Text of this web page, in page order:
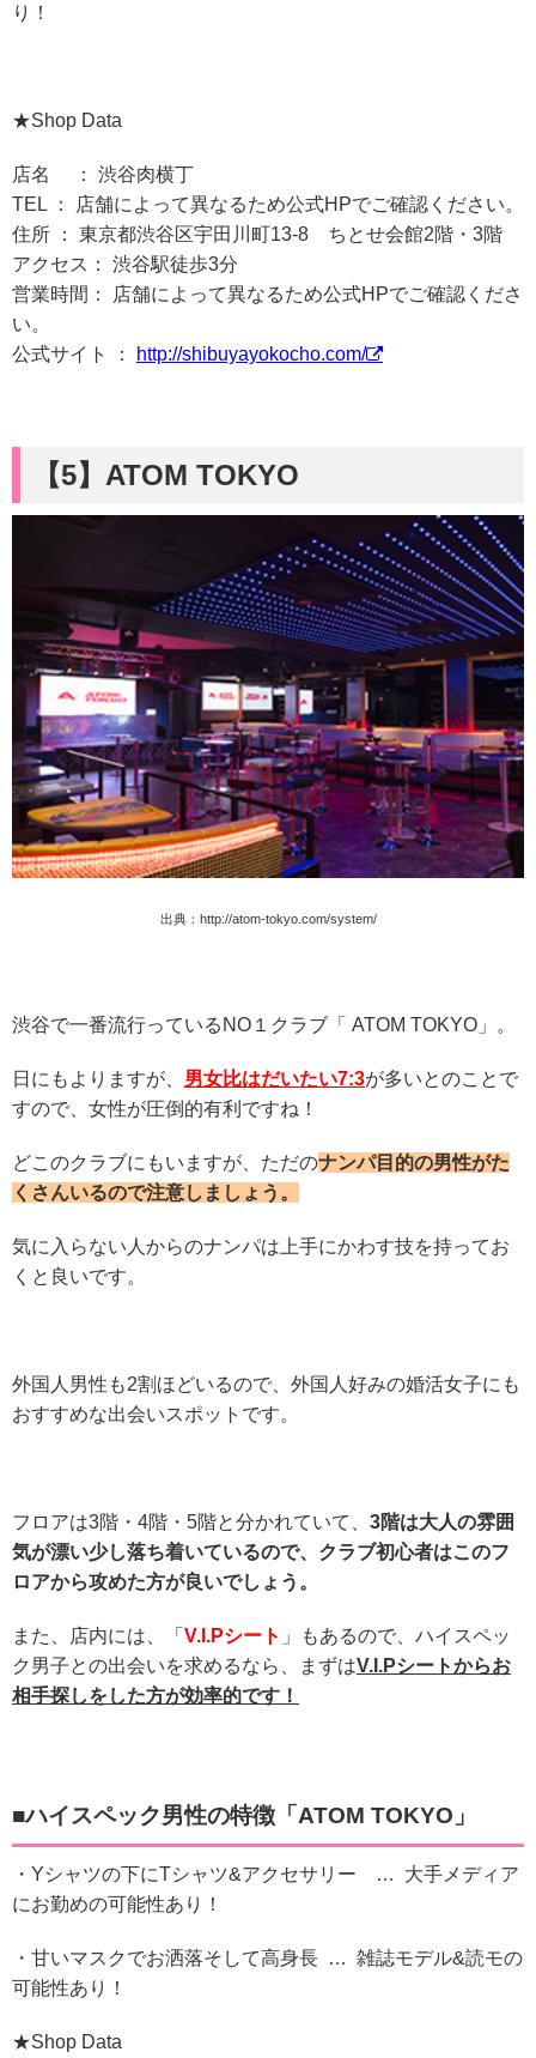
り！
★Shop Data
店名 ： 渋谷肉横丁
TEL ： 店舗によって異なるため公式HPでご確認ください。
住所 ： 東京都渋谷区宇田川町13-8 ちとせ会館2階・3階
アクセス： 渋谷駅徒歩3分
営業時間： 店舗によって異なるため公式HPでご確認くださ
い。
公式サイト ：
http://shibuyayokocho.com/
【5】 ATOM TOKYO
出典： http://atom-tokyo.com/system/
渋谷で一番流行っているNO１クラブ「 ATOM TOKYO」。
日にもよりますが、 男女比はだいたい7:3が多いとのことで
すので、女性が圧倒的有利ですね！
どこのクラブにもいますが、ただのナンパ目的の男性がた
くさんいるので注意しましょう。
気に入らない人からのナンパは上手にかわす技を持ってお
くと良いです。
外国人男性も2割ほどいるので、外国人好みの婚活女子にも
おすすめな出会いスポットです。
フロアは3階・4階・5階と分かれていて、 3階は大人の雰囲
気が漂い少し落ち着いているので、クラブ初心者はこのフ
ロアから攻めた方が良いでしょう。
また、店内には、「 V.I.Pシート 」もあるので、ハイスペッ
ク男子との出会いを求めるなら、まずはV.I.Pシートからお
相手探しをした方が効率的です！
■ハイスペック男性の特徴「ATOM TOKYO 」
・Yシャツの下にTシャツ&アクセサリー … 大手メディア
にお勤めの可能性あり！
・甘いマスクでお洒落そして高身長 … 雑誌モデル&読モの
可能性あり！
★Shop Data